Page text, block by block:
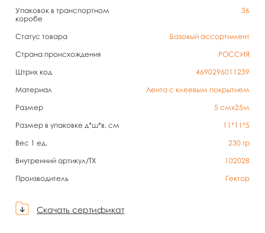
Упаковок в транспортном
коробе
36
Статус товара
Базовый ассортимент
Страна происхождения
РОССИЯ
Штрих код
4690296011239
Материал
Лента с клеевым покрытием
Размер
5 смх25м
Размер в упаковке д*ш*в, см
11*11*5
Вес 1 ед.
230 гр
Внутренний артикул/TX
102028
Производитель
Гектор
Скачать сертификат